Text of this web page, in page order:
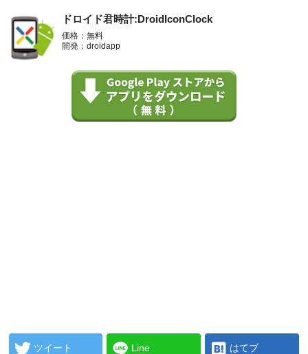
ドロイド君時計:DroidIconClock
価格：無料
開発：droidapp
ツイート Line はてブ